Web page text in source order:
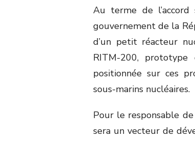
Au terme de
gouvernement de la
d’un petit réacteur
RITM-200,
positionnée sur ces
sous-marins nucléaires.
Pour le responsable
sera un vecteur de